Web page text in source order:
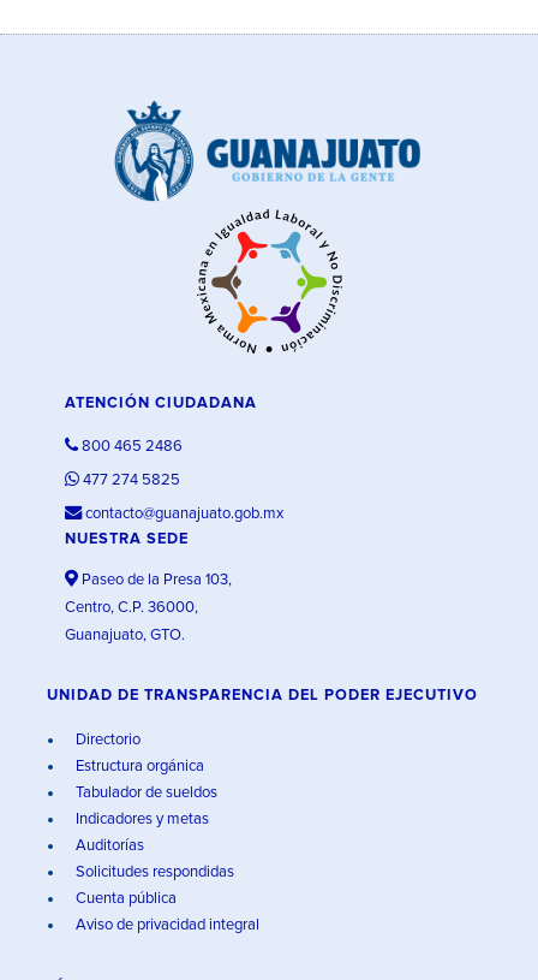
ATENCIÓN CIUDADANA
800 465 2486
477 274 5825
contacto@guanajuato.gob.mx
NUESTRA SEDE
Paseo de la Presa 103,
Centro, C.P. 36000,
Guanajuato, GTO.
UNIDAD DE TRANSPARENCIA DEL PODER EJECUTIVO
Directorio
Estructura orgánica
Tabulador de sueldos
Indicadores y metas
Auditorías
Solicitudes respondidas
Cuenta pública
Aviso de privacidad integral